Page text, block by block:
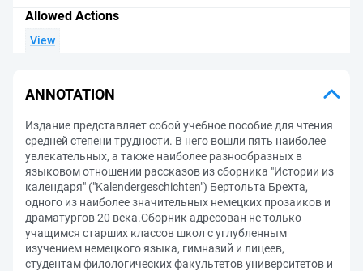
Allowed Actions
View
ANNOTATION
Издание представляет собой учебное пособие для чтения
средней степени трудности. В него вошли пять наиболее
увлекательных, а также наиболее разнообразных в
языковом отношении рассказов из сборника "Истории из
календаря" ("Kalendergeschichten") Бертольта Брехта,
одного из наиболее значительных немецких прозаиков и
драматургов 20 века.Сборник адресован не только
учащимся старших классов школ с углубленным
изучением немецкого языка, гимназий и лицеев,
студентам филологических факультетов университетов и